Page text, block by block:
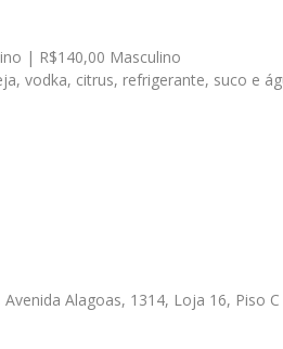
| R$140,00 Masculino
vodka, citrus, refrigerante, suco e
Alagoas, 1314, Loja 16, Piso C